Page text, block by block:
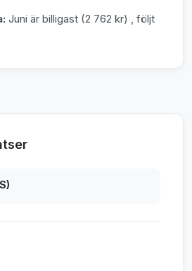
Juni är billigast (2 762 kr) , följt